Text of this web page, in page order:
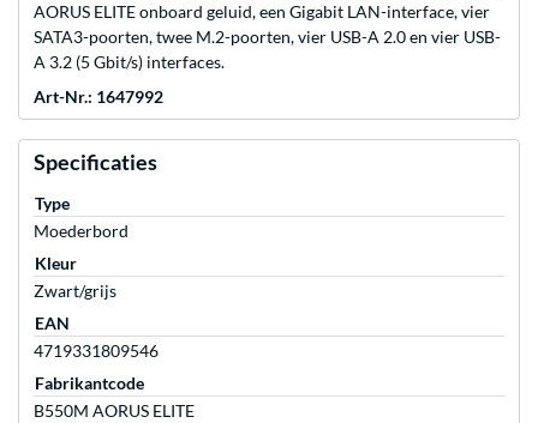
AORUS ELITE onboard geluid, een Gigabit LAN-interface, vier
SATA3-poorten, twee M.2-poorten, vier USB-A 2.0 en vier USB-
A 3.2 (5 Gbit/s) interfaces.
Art-Nr.: 1647992
Specificaties
Type
Moederbord
Kleur
Zwart/grijs
EAN
4719331809546
Fabrikantcode
B550M AORUS ELITE